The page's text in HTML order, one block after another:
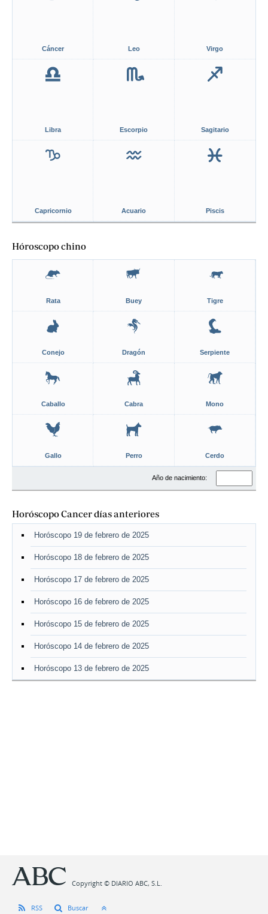
Cáncer Leo Virgo
Libra Escorpio Sagitario
Capricornio Acuario Piscis
Hóroscopo chino
Rata Buey Tigre
Conejo Dragón Serpiente
Caballo Cabra Mono
Gallo Perro Cerdo
Año de nacimiento:
Horóscopo Cancer días anteriores
Horóscopo 19 de febrero de 2025
Horóscopo 18 de febrero de 2025
Horóscopo 17 de febrero de 2025
Horóscopo 16 de febrero de 2025
Horóscopo 15 de febrero de 2025
Horóscopo 14 de febrero de 2025
Horóscopo 13 de febrero de 2025
Copyright © DIARIO ABC, S.L.
RSS Buscar